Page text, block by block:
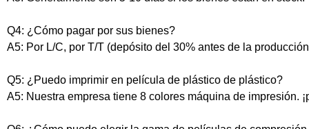
Q4: ¿Cómo pagar por sus bienes?
A5: Por L/C, por T/T (depósito del 30% antes de la
Q5: ¿Puedo imprimir en película de plástico de plástico?
A5: Nuestra empresa tiene 8 colores máquina de impresión.